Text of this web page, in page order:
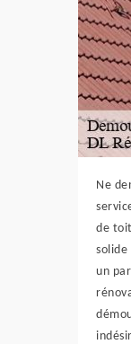
Ne
de
solide
un